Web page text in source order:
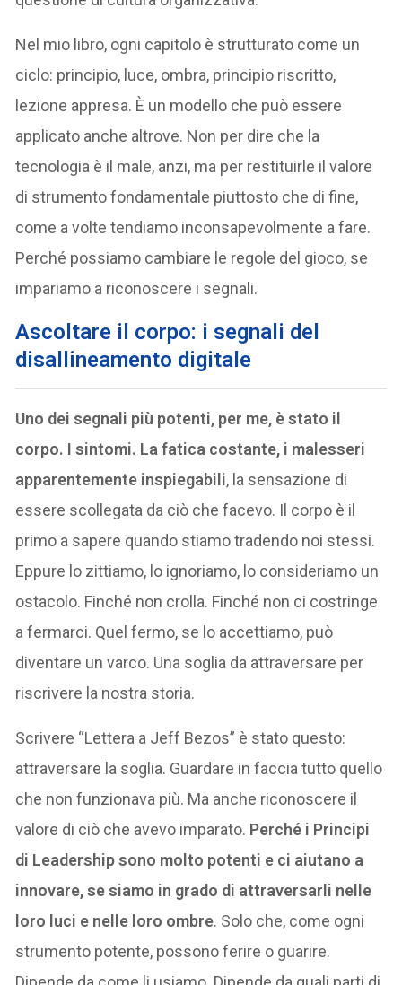
Nel mio libro, ogni capitolo è strutturato come un
ciclo: principio, luce, ombra, principio riscritto,
lezione appresa. È un modello che può essere
applicato anche altrove. Non per dire che la
tecnologia è il male, anzi, ma per restituirle il valore
di strumento fondamentale piuttosto che di fine,
come a volte tendiamo inconsapevolmente a fare.
Perché possiamo cambiare le regole del gioco, se
impariamo a riconoscere i segnali.
Ascoltare il corpo: i segnali del
disallineamento digitale
Uno dei segnali più potenti, per me, è stato il
corpo. I sintomi. La fatica costante, i malesseri
apparentemente inspiegabili, la sensazione di
essere scollegata da ciò che facevo. Il corpo è il
primo a sapere quando stiamo tradendo noi stessi.
Eppure lo zittiamo, lo ignoriamo, lo consideriamo un
ostacolo. Finché non crolla. Finché non ci costringe
a fermarci. Quel fermo, se lo accettiamo, può
diventare un varco. Una soglia da attraversare per
riscrivere la nostra storia.
Scrivere “Lettera a Jeff Bezos” è stato questo:
attraversare la soglia. Guardare in faccia tutto quello
che non funzionava più. Ma anche riconoscere il
valore di ciò che avevo imparato. Perché i Principi
di Leadership sono molto potenti e ci aiutano a
innovare, se siamo in grado di attraversarli nelle
loro luci e nelle loro ombre. Solo che, come ogni
strumento potente, possono ferire o guarire.